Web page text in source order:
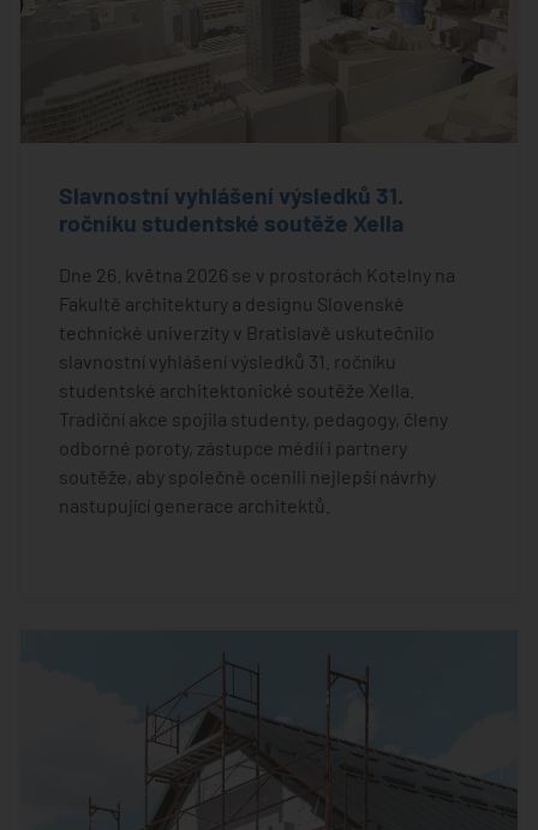
Slavnostní vyhlášení výsledků 31.
ročníku studentské soutěže Xella
Dne 26. května 2026 se v prostorách Kotelny na
Fakultě architektury a designu Slovenské
technické univerzity v Bratislavě uskutečnilo
slavnostní vyhlášení výsledků 31. ročníku
studentské architektonické soutěže Xella.
Tradiční akce spojila studenty, pedagogy, členy
odborné poroty, zástupce médií i partnery
soutěže, aby společně ocenili nejlepší návrhy
nastupující generace architektů.